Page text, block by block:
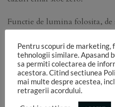
Functie de lumina folosita,
culorile pot sa difere in
Am atasat un chart de culori
identificarea nuantelor.
Daca cumva gasiti denumiri
Pentru scopuri de marketing,
tehnologii similare. Apasand
sa permiti colectarea de
acestora. Citind sectiunea
mai multe despre acestea,
retragerii acordului.